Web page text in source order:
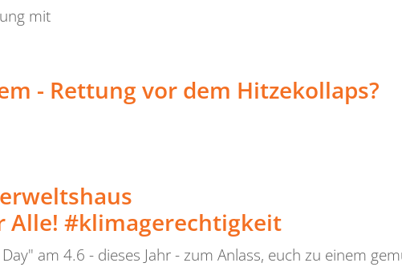
mit
- Rettung vor dem Hitzekollaps?
Alle! #klimagerechtigkeit
am 4.6 - dieses Jahr - zum Anlass, euch zu einem